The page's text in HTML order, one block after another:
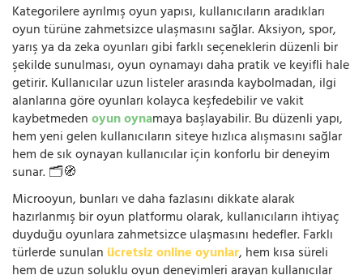
Kategorilere ayrılmış oyun yapısı, kullanıcıların aradıkları
oyun türüne zahmetsizce ulaşmasını sağlar. Aksiyon, spor,
yarış ya da zeka oyunları gibi farklı seçeneklerin düzenli bir
şekilde sunulması, oyun oynamayı daha pratik ve keyifli hale
getirir. Kullanıcılar uzun listeler arasında kaybolmadan, ilgi
alanlarına göre oyunları kolayca keşfedebilir ve vakit
kaybetmedenoyun oynamaya başlayabilir. Bu düzenli yapı,
hem yeni gelen kullanıcıların siteye hızlıca alışmasını sağlar
hem de sık oynayan kullanıcılar için konforlu bir deneyim
sunar. 🗂️🧭
Microoyun, bunları ve daha fazlasını dikkate alarak
hazırlanmış bir oyun platformu olarak, kullanıcıların ihtiyaç
duyduğu oyunlara zahmetsizce ulaşmasını hedefler. Farklı
türlerde sunulan ücretsiz online oyunlar, hem kısa süreli